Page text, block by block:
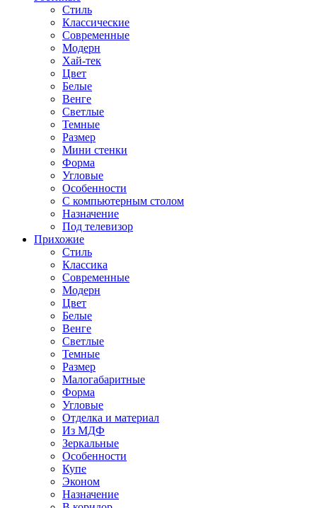
Стиль
Классические
Современные
Модерн
Хай-тек
Цвет
Белые
Венге
Светлые
Темные
Размер
Мини стенки
Форма
Угловые
Особенности
С компьютерным столом
Назначение
Под телевизор
Прихожие
Стиль
Классика
Современные
Модерн
Цвет
Белые
Венге
Светлые
Темные
Размер
Малогабаритные
Форма
Угловые
Отделка и материал
Из МДФ
Зеркальные
Особенности
Купе
Эконом
Назначение